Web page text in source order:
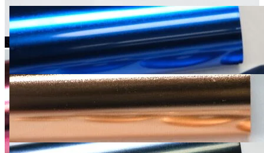
Siser Easy Puff Metallic – Flex PU 3D finition métallique brillante
Skip to the beginning of the images gallery
Poli-Flex Miroir
Siser Easy Puff Metallic – Flex
PU 3D finition métallique
brillante